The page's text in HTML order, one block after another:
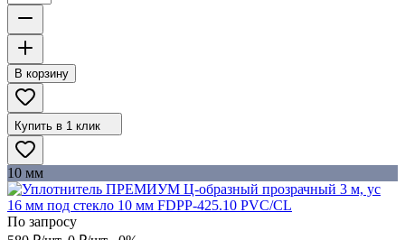
В корзину
Купить в 1 клик
10 мм
По запросу